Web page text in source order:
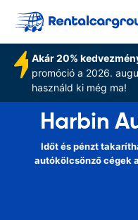
Akár 20%
promóció a 2026.
használd ki még ma!
Harbin
Időt és pénzt
autókölcsönző cégek